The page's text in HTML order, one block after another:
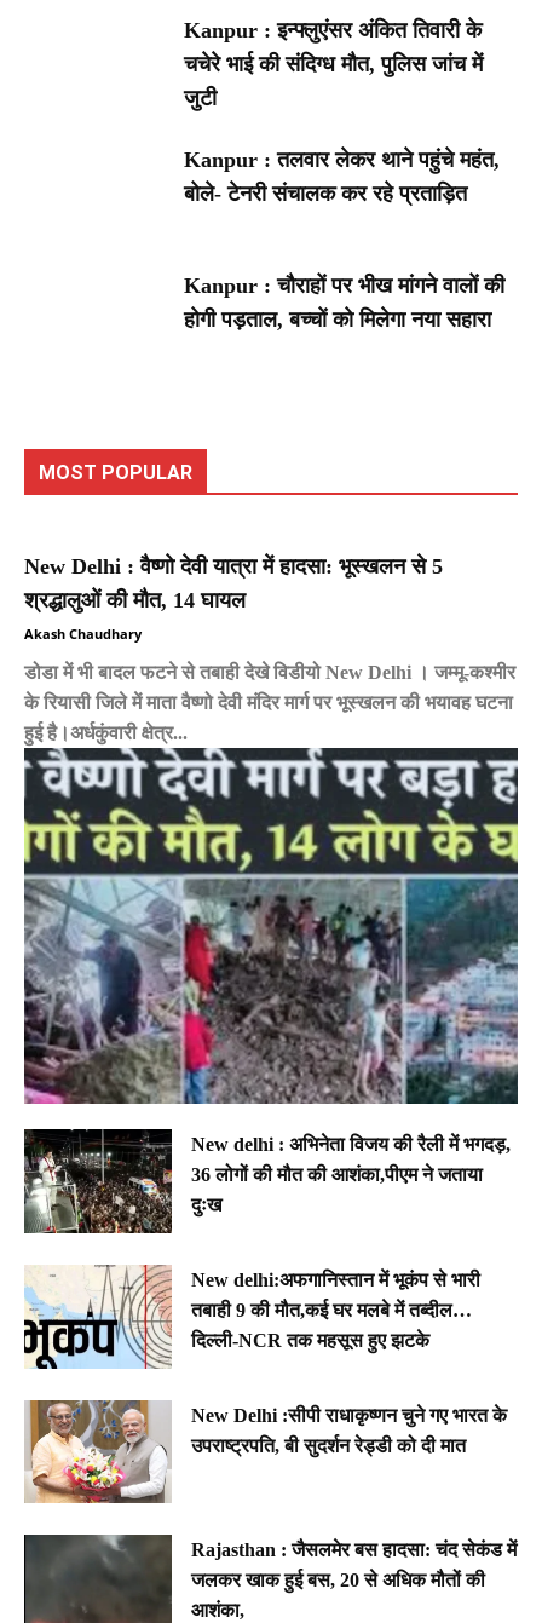
Kanpur : इन्फ्लुएंसर अंकित तिवारी के
चचेरे भाई की संदिग्ध मौत, पुलिस जांच में
जुटी
Kanpur : तलवार लेकर थाने पहुंचे महंत,
बोले- टेनरी संचालक कर रहे प्रताड़ित
Kanpur : चौराहों पर भीख मांगने वालों की
होगी पड़ताल, बच्चों को मिलेगा नया सहारा
MOST POPULAR
New Delhi : वैष्णो देवी यात्रा में हादसा: भूस्खलन से 5
श्रद्धालुओं की मौत, 14 घायल
Akash Chaudhary
डोडा में भी बादल फटने से तबाही देखे विडीयो New Delhi । जम्मू-कश्मीर
के रियासी जिले में माता वैष्णो देवी मंदिर मार्ग पर भूस्खलन की भयावह घटना
हुई है।अर्धकुंवारी क्षेत्र...
New delhi : अभिनेता विजय की रैली में भगदड़,
36 लोगों की मौत की आशंका,पीएम ने जताया
दुःख
New delhi:अफगानिस्तान में भूकंप से भारी
तबाही 9 की मौत,कई घर मलबे में तब्दील…
दिल्ली-NCR तक महसूस हुए झटके
New Delhi :सीपी राधाकृष्णन चुने गए भारत के
उपराष्ट्रपति, बी सुदर्शन रेड्डी को दी मात
Rajasthan : जैसलमेर बस हादसा: चंद सेकंड में
जलकर खाक हुई बस, 20 से अधिक मौतों की
आशंका,